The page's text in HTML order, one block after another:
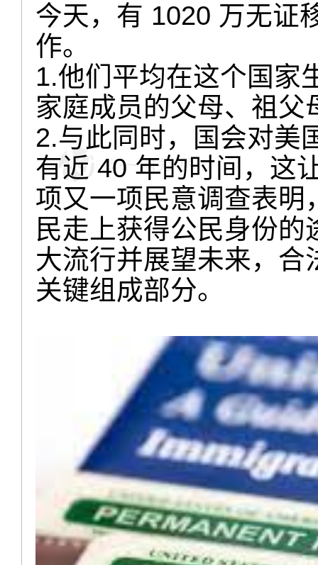
今天，有 1020 万无证
作。
1.他们平均在这个国家
家庭成员的父母、祖父
2.与此同时，国会对美
有近 40 年的时间，这
项又一项民意调查表明
民走上获得公民身份
大流行并展望未来，
关键组成部分。